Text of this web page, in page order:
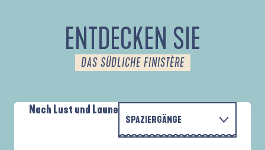
ENTDECKEN SIE
DAS SÜDLICHE FINISTÈRE
Nach Lust und Laune
SPAZIERGÄNGE